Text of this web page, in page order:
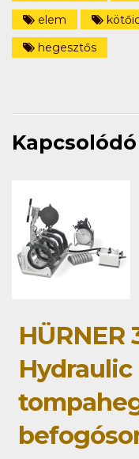
elem
hegesztős
HÜRNER